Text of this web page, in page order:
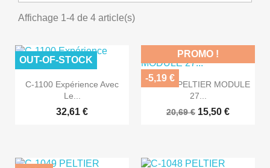
Affichage 1-4 de 4 article(s)
 Aperçu rapide
C-1100 Expérience Avec
Le...
32,61 €
OUT-OF-STOCK
 Aperçu rapide
C-1050 PELTIER MODULE
27...
20,69 € 15,50 €
PROMO !
-5,19 €